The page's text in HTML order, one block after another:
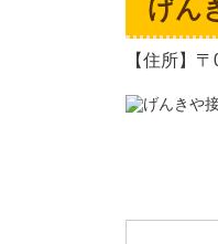
げん
【住所】